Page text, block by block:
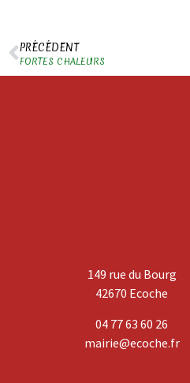
PRÉCÉDENT
FORTES CHALEURS
149 rue du Bourg
42670 Ecoche
04 77 63 60 26
mairie@ecoche.fr